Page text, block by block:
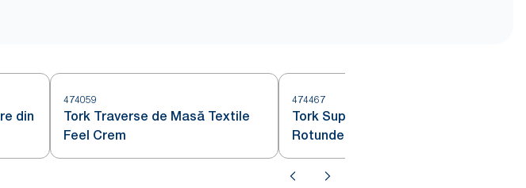
din
474059
Tork Traverse de Masă Textile
Feel Crem
474467
Tork Suporturi pentru Pahare
Rotunde Insisi Alb